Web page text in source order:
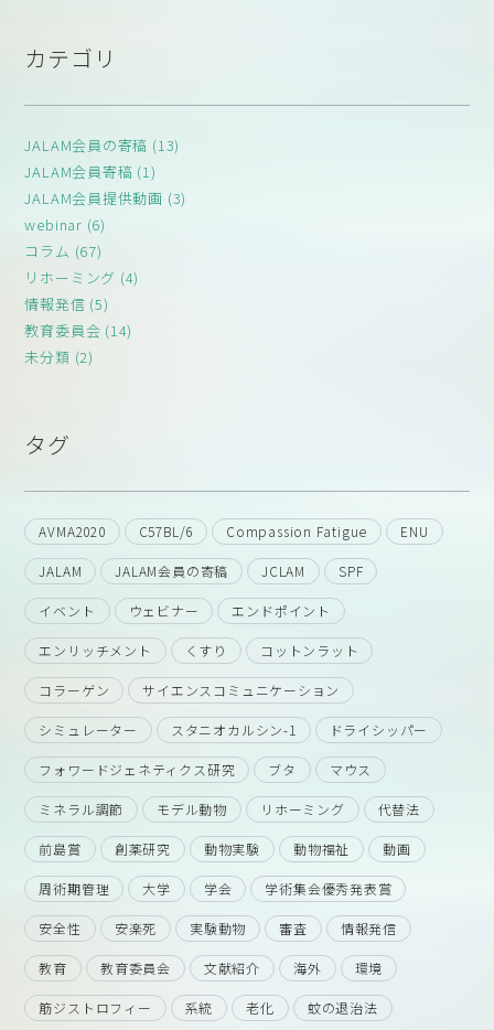
カテゴリ
JALAM会員の寄稿 (13)
JALAM会員寄稿 (1)
JALAM会員提供動画 (3)
webinar (6)
コラム (67)
リホーミング (4)
情報発信 (5)
教育委員会 (14)
未分類 (2)
タグ
AVMA2020 C57BL/6 Compassion Fatigue ENU
JALAM JALAM会員の寄稿 JCLAM SPF
イベント ウェビナー エンドポイント
エンリッチメント くすり コットンラット
コラーゲン サイエンスコミュニケーション
シミュレーター スタニオカルシン-1 ドライシッパー
フォワードジェネティクス研究 ブタ マウス
ミネラル調節 モデル動物 リホーミング 代替法
前島賞 創薬研究 動物実験 動物福祉 動画
周術期管理 大学 学会 学術集会優秀発表賞
安全性 安楽死 実験動物 審査 情報発信
教育 教育委員会 文献紹介 海外 環境
筋ジストロフィー 系統 老化 蚊の退治法